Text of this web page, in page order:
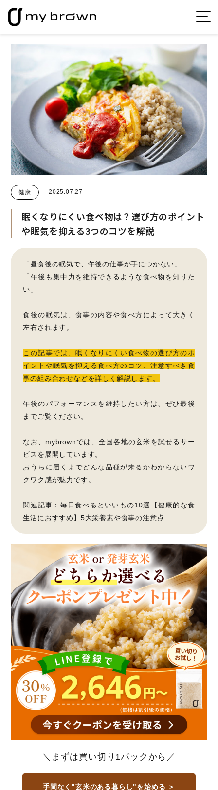
健康 2025.07.27
眠くなりにくい食べ物は？選び方のポイント
や眠気を抑える3つのコツを解説
「昼食後の眠気で、午後の仕事が手につかない」
「午後も集中力を維持できるような食べ物を知りた
い」
食後の眠気は、食事の内容や食べ方によって大きく
左右されます。
この記事では、眠くなりにくい食べ物の選び方のポ
イントや眠気を抑える食べ方のコツ、注意すべき食
事の組み合わせなどを詳しく解説します。
午後のパフォーマンスを維持したい方は、ぜひ最後
までご覧ください。
なお、mybrownでは、全国各地の玄米を試せるサー
ビスを展開しています。
おうちに届くまでどんな品種が来るかわからないワ
クワク感が魅力です。
関連記事： 毎日食べるといいもの10選【健康的な食
生活におすすめ】5大栄養素や食事の注意点
＼まずは買い切り1パックから／
手間なく"玄米のある暮らし"を始める ＞